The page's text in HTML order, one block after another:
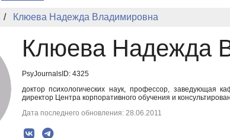
Клюева Надежда Владимировна
Клюева Надежда
PsyJournalsID: 4325
доктор психологических наук, профессор, заведующая
директор Центра корпоративного обучения и
Дата последнего обновления: 28.06.2011